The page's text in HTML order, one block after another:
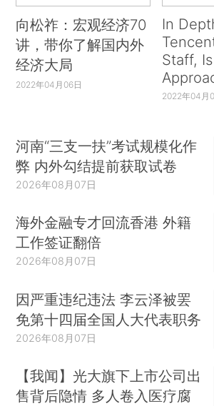
向松祚：宏观经济70
讲，带你了解国内外
经济大局
2022年04月06日
In
Staff, Is
2022年04月
河南“三支一扶”考试规模化作
弊 内外勾结提前获取试卷
2026年08月07日
海外金融专才回流香港 外籍
工作签证翻倍
2026年08月07日
因严重违纪违法 李云泽被罢
免第十四届全国人大代表职务
2026年08月07日
【我闻】光大旗下上市公司出
售背后隐情 多人卷入医疗腐